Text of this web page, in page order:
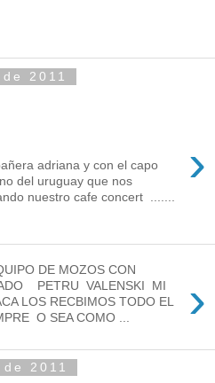
2011
›
adriana y con el capo
del uruguay que nos
nuestro cafe concert .......
›
DE MOZOS CON
PETRU VALENSKI MI
LOS RECBIMOS TODO EL
O SEA COMO ...
2011